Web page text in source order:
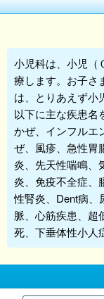
小児科は、小児（
療します。お子さ
は、とりあえず小
以下に主な疾患名
かぜ、インフルエ
ぜ、風疹、急性胃
炎、先天性喘鳴、
炎、免疫不全症、
性腎炎、Dent病、
脈、心筋疾患、超
死、下垂体性小人